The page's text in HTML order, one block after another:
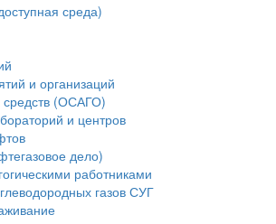
среда)
и организаций
средств (ОСАГО)
и центров
дело)
работниками
газов СУГ